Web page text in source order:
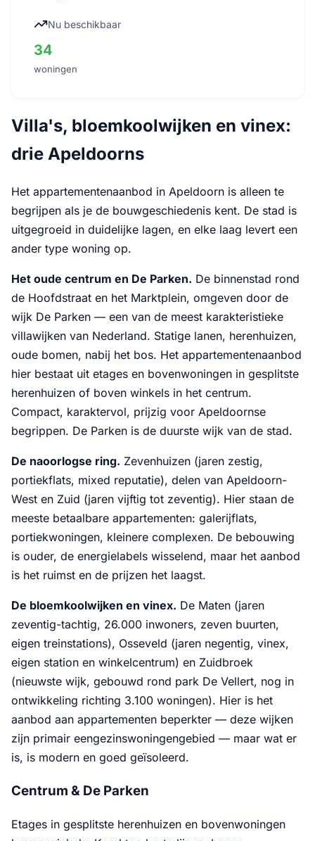
Nu beschikbaar
34
woningen
Villa's, bloemkoolwijken en vinex:
drie Apeldoorns
Het appartementenaanbod in Apeldoorn is alleen te
begrijpen als je de bouwgeschiedenis kent. De stad is
uitgegroeid in duidelijke lagen, en elke laag levert een
ander type woning op.
Het oude centrum en De Parken. De binnenstad rond
de Hoofdstraat en het Marktplein, omgeven door de
wijk De Parken — een van de meest karakteristieke
villawijken van Nederland. Statige lanen, herenhuizen,
oude bomen, nabij het bos. Het appartementenaanbod
hier bestaat uit etages en bovenwoningen in gesplitste
herenhuizen of boven winkels in het centrum.
Compact, karaktervol, prijzig voor Apeldoornse
begrippen. De Parken is de duurste wijk van de stad.
De naoorlogse ring. Zevenhuizen (jaren zestig,
portiekflats, mixed reputatie), delen van Apeldoorn-
West en Zuid (jaren vijftig tot zeventig). Hier staan de
meeste betaalbare appartementen: galerijflats,
portiekwoningen, kleinere complexen. De bebouwing
is ouder, de energielabels wisselend, maar het aanbod
is het ruimst en de prijzen het laagst.
De bloemkoolwijken en vinex. De Maten (jaren
zeventig-tachtig, 26.000 inwoners, zeven buurten,
eigen treinstations), Osseveld (jaren negentig, vinex,
eigen station en winkelcentrum) en Zuidbroek
(nieuwste wijk, gebouwd rond park De Vellert, nog in
ontwikkeling richting 3.100 woningen). Hier is het
aanbod aan appartementen beperkter — deze wijken
zijn primair eengezinswoningengebied — maar wat er
is, is modern en goed geïsoleerd.
Centrum & De Parken
Etages in gesplitste herenhuizen en bovenwoningen